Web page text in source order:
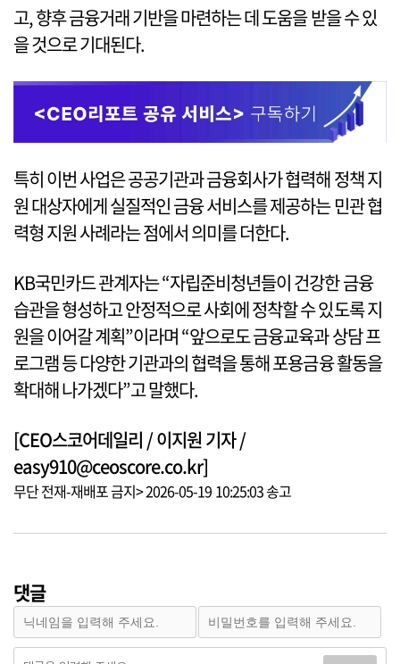
고, 향후 금융거래 기반을 마련하는 데 도움을 받을 수 있
을 것으로 기대된다.
특히 이번 사업은 공공기관과 금융회사가 협력해 정책 지
원 대상자에게 실질적인 금융 서비스를 제공하는 민관 협
력형 지원 사례라는 점에서 의미를 더한다.
KB국민카드 관계자는 “자립준비청년들이 건강한 금융
습관을 형성하고 안정적으로 사회에 정착할 수 있도록 지
원을 이어갈 계획”이라며 “앞으로도 금융교육과 상담 프
로그램 등 다양한 기관과의 협력을 통해 포용금융 활동을
확대해 나가겠다”고 말했다.
[CEO스코어데일리 / 이지원 기자 /
easy910@ceoscore.co.kr]
무단 전재-재배포 금지> 2026-05-19 10:25:03 송고
댓글